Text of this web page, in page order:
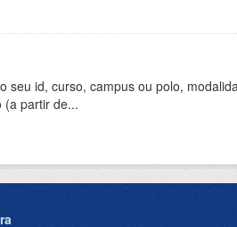
seu id, curso, campus ou polo,
(a partir de...